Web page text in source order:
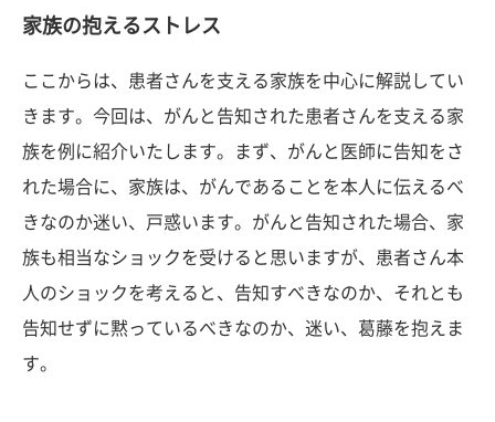
家族の抱えるストレス
ここからは、患者さんを支える家族を中心に解説してい
きます。今回は、がんと告知された患者さんを支える家
族を例に紹介いたします。まず、がんと医師に告知をさ
れた場合に、家族は、がんであることを本人に伝えるべ
きなのか迷い、戸惑います。がんと告知された場合、家
族も相当なショックを受けると思いますが、患者さん本
人のショックを考えると、告知すべきなのか、それとも
告知せずに黙っているべきなのか、迷い、葛藤を抱えま
す。